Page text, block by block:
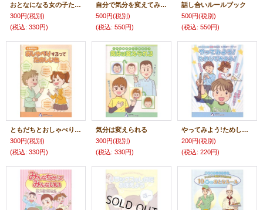
おとなになる女の子たちへ
300円(税別)
(税込: 330円)
自分で気分を変えてみよう
500円(税別)
(税込: 550円)
話し合いルールブック
500円(税別)
(税込: 550円)
ともだちとおしゃべりするってたのしいね
300円(税別)
(税込: 330円)
気分は変えられる
300円(税別)
(税込: 330円)
やってみよう!ためしてみよう!(こだわり行動攻略BOOK)
200円(税別)
(税込: 220円)